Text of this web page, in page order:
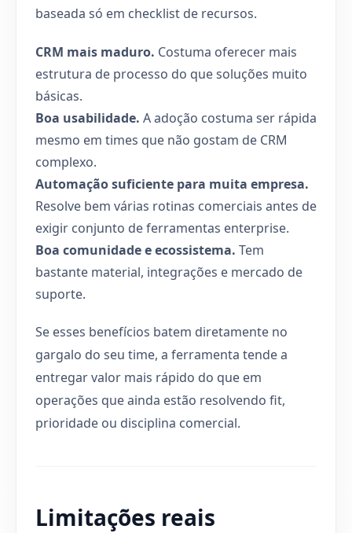
baseada só em checklist de recursos.
CRM mais maduro. Costuma oferecer mais
estrutura de processo do que soluções muito
básicas.
Boa usabilidade. A adoção costuma ser rápida
mesmo em times que não gostam de CRM
complexo.
Automação suficiente para muita empresa.
Resolve bem várias rotinas comerciais antes de
exigir conjunto de ferramentas enterprise.
Boa comunidade e ecossistema. Tem
bastante material, integrações e mercado de
suporte.
Se esses benefícios batem diretamente no
gargalo do seu time, a ferramenta tende a
entregar valor mais rápido do que em
operações que ainda estão resolvendo fit,
prioridade ou disciplina comercial.
Limitações reais